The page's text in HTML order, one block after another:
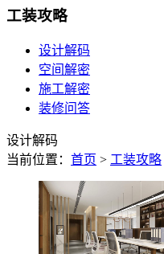
工装攻略
设计解码
空间解密
施工解密
装修问答
设计解码
当前位置： 首页 > 工装攻略